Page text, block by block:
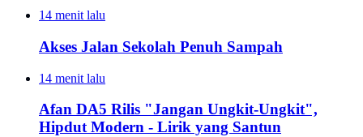
14 menit lalu
Akses Jalan Sekolah Penuh Sampah
14 menit lalu
Afan DA5 Rilis "Jangan Ungkit-Ungkit",
Hipdut Modern - Lirik yang Santun